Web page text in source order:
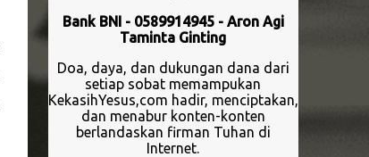
Bank BNI - 0589914945 - Aron Agi
Taminta Ginting
Doa, daya, dan dukungan dana dari
setiap sobat memampukan
KekasihYesus,com hadir, menciptakan,
dan menabur konten-konten
berlandaskan firman Tuhan di
Internet.